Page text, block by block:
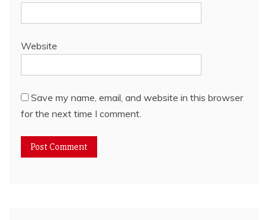
Website
Save my name, email, and website in this browser
for the next time I comment.